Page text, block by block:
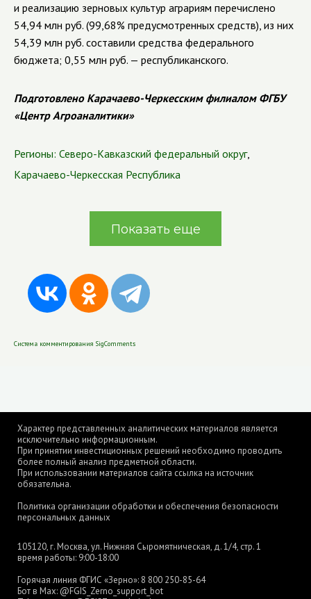
и реализацию зерновых культур аграриям перечислено
54,94 млн руб. (99,68% предусмотренных средств), из них
54,39 млн руб. составили средства федерального
бюджета; 0,55 млн руб. — республиканского.
Подготовлено Карачаево-Черкесским филиалом ФГБУ
«Центр Агроаналитики»
Регионы: Северо-Кавказский федеральный округ,
Карачаево-Черкесская Республика
Показать еще
Система комментирования SigComments
Характер представленных аналитических материалов является
исключительно информационным.
При принятии инвестиционных решений необходимо проводить
более полный анализ предметной области.
При использовании материалов сайта ссылка на источник
обязательна.
Политика организации обработки и обеспечения безопасности
персональных данных
105120, г. Москва, ул. Нижняя Сыромятническая, д. 1/4, стр. 1
время работы: 9:00-18:00
Горячая линия ФГИС «Зерно»: 8 800 250-85-64
Бот в Max: @FGIS_Zerno_support_bot